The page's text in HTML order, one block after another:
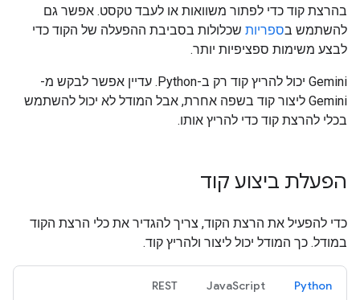
בהרצת קוד כדי לפתור משוואות או לעבד טקסט. אפשר גם
להשתמש בספריות שכלולות בסביבת ההפעלה של הקוד כדי
לבצע משימות ספציפיות יותר.
‫Gemini יכול להריץ קוד רק ב-Python. עדיין אפשר לבקש מ-
Gemini ליצור קוד בשפה אחרת, אבל המודל לא יכול להשתמש
בכלי להרצת קוד כדי להריץ אותו.
הפעלת ביצוע קוד
כדי להפעיל את הרצת הקוד, צריך להגדיר את כלי הרצת הקוד
במודל. כך המודל יכול ליצור ולהריץ קוד.
Python
JavaScript
REST